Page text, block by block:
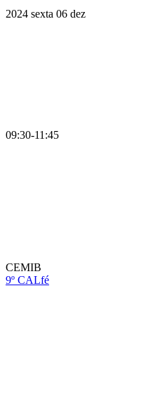
2024 sexta 06 dez
09:30-11:45
CEMIB
9º CALfé